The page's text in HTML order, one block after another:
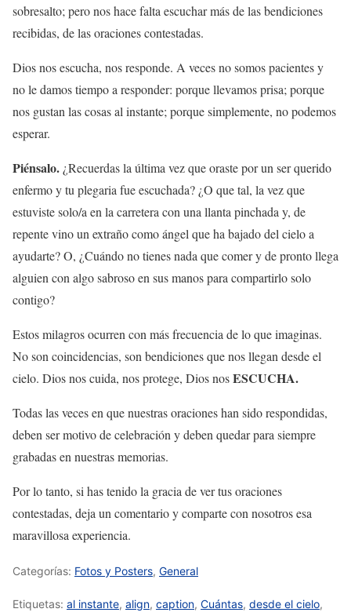
sobresalto; pero nos hace falta escuchar más de las bendiciones
recibidas, de las oraciones contestadas.
Dios nos escucha, nos responde. A veces no somos pacientes y
no le damos tiempo a responder: porque llevamos prisa; porque
nos gustan las cosas al instante; porque simplemente, no podemos
esperar.
Piénsalo. ¿Recuerdas la última vez que oraste por un ser querido
enfermo y tu plegaria fue escuchada? ¿O que tal, la vez que
estuviste solo/a en la carretera con una llanta pinchada y, de
repente vino un extraño como ángel que ha bajado del cielo a
ayudarte? O, ¿Cuándo no tienes nada que comer y de pronto llega
alguien con algo sabroso en sus manos para compartirlo solo
contigo?
Estos milagros ocurren con más frecuencia de lo que imaginas.
No son coincidencias, son bendiciones que nos llegan desde el
cielo. Dios nos cuida, nos protege, Dios nosESCUCHA.
Todas las veces en que nuestras oraciones han sido respondidas,
deben ser motivo de celebración y deben quedar para siempre
grabadas en nuestras memorias.
Por lo tanto, si has tenido la gracia de ver tus oraciones
contestadas, deja un comentario y comparte con nosotros esa
maravillosa experiencia.
Categorías: Fotos y Posters, General
Etiquetas: al instante, align, caption, Cuántas, desde el cielo,